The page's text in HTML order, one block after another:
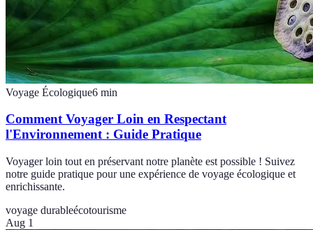
Voyage Écologique6 min
Comment Voyager Loin en Respectant
l'Environnement : Guide Pratique
Voyager loin tout en préservant notre planète est possible ! Suivez
notre guide pratique pour une expérience de voyage écologique et
enrichissante.
voyage durableécotourisme
Aug 1